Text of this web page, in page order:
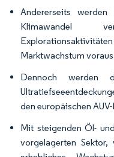
Andererseits
Klimawandel
Marktwachstum
Dennoch werden
den europäischen
Mit steigenden Öl-
vorgelagerten